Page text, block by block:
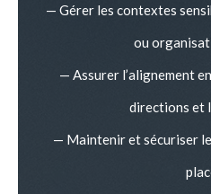
— Gérer les contextes
ou
— Assurer l’alignement
directions et
— Maintenir et sécuriser